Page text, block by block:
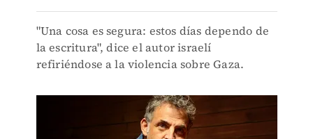
"Una cosa es segura: estos días dependo de
la escritura", dice el autor israelí
refiriéndose a la violencia sobre Gaza.